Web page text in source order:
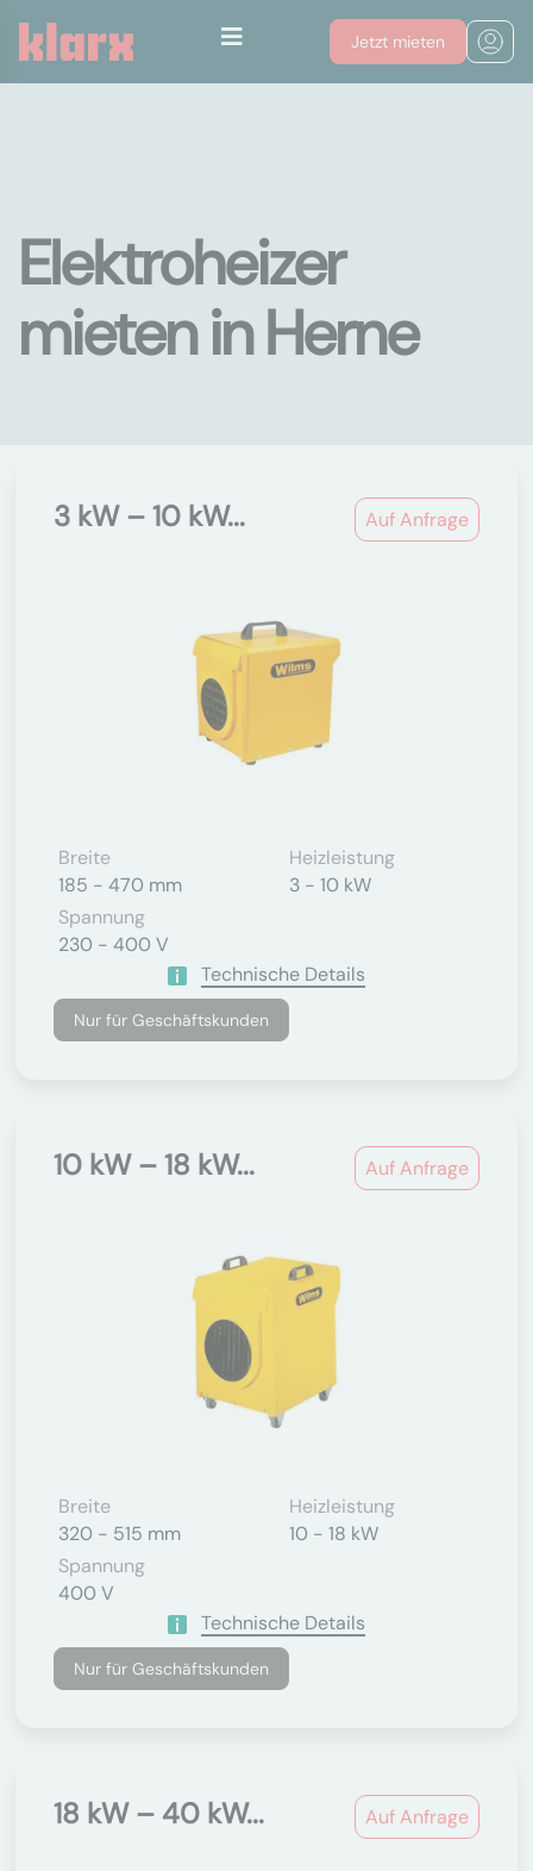
Jetzt mieten
Elektroheizer
mieten in Herne
Auf Anfrage
3 kW – 10 kW...
Breite
185 - 470 mm
Heizleistung
3 - 10 kW
Spannung
230 - 400 V
Technische Details
Nur für Geschäftskunden
Auf Anfrage
10 kW – 18 kW...
Breite
320 - 515 mm
Heizleistung
10 - 18 kW
Spannung
400 V
Technische Details
Nur für Geschäftskunden
Auf Anfrage
18 kW – 40 kW...